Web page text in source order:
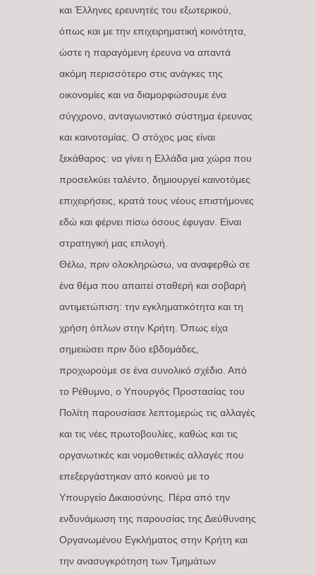
και Έλληνες ερευνητές του εξωτερικού,
όπως και με την επιχειρηματική κοινότητα,
ώστε η παραγόμενη έρευνα να απαντά
ακόμη περισσότερο στις ανάγκες της
οικονομίες και να διαμορφώσουμε ένα
σύγχρονο, ανταγωνιστικό σύστημα έρευνας
και καινοτομίας. Ο στόχος μας είναι
ξεκάθαρος: να γίνει η Ελλάδα μια χώρα που
προσελκύει ταλέντο, δημιουργεί καινοτόμες
επιχειρήσεις, κρατά τους νέους επιστήμονες
εδώ και φέρνει πίσω όσους έφυγαν. Είναι
στρατηγική μας επιλογή.
Θέλω, πριν ολοκληρώσω, να αναφερθώ σε
ένα θέμα που απαιτεί σταθερή και σοβαρή
αντιμετώπιση: την εγκληματικότητα και τη
χρήση όπλων στην Κρήτη. Όπως είχα
σημειώσει πριν δύο εβδομάδες,
προχωρούμε σε ένα συνολικό σχέδιο. Από
το Ρέθυμνο, ο Υπουργός Προστασίας του
Πολίτη παρουσίασε λεπτομερώς τις αλλαγές
και τις νέες πρωτοβουλίες, καθώς και τις
οργανωτικές και νομοθετικές αλλαγές που
επεξεργάστηκαν από κοινού με το
Υπουργείο Δικαιοσύνης. Πέρα από την
ενδυνάμωση της παρουσίας της Διεύθυνσης
Οργανωμένου Εγκλήματος στην Κρήτη και
την ανασυγκρότηση των Τμημάτων